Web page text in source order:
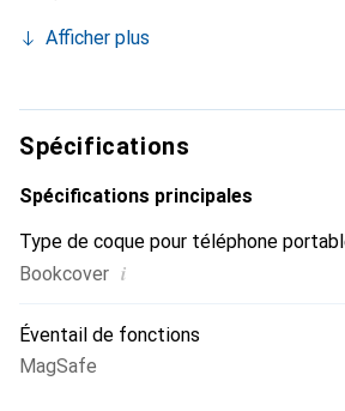
et indispensable pour votre
marque Noreve est un choix sûr pour
exigeante.
Afficher plus
Spécifications
Spécifications principales
Type de coque pour téléphone
Bookcover i
Éventail de fonctions
MagSafe